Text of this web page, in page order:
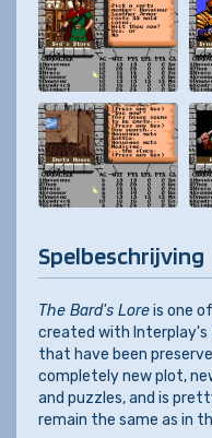
Spelbeschrijving
The Bard's Loreis one
created with Interplay's
that have been
completely new plot,
and puzzles, and is
remain the same as in